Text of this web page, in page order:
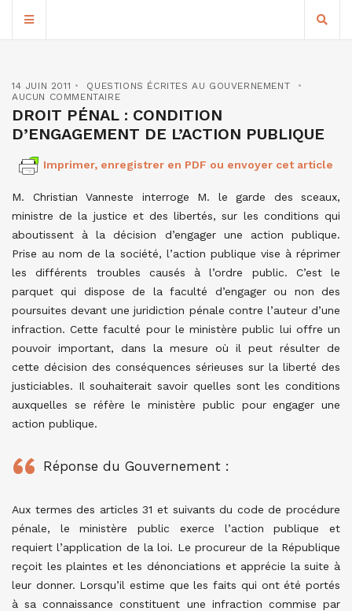
14 JUIN 2011
QUESTIONS ÉCRITES AU GOUVERNEMENT
AUCUN COMMENTAIRE
DROIT PÉNAL : CONDITION
D’ENGAGEMENT DE L’ACTION PUBLIQUE
Imprimer, enregistrer en PDF ou envoyer cet article
M. Christian Vanneste interroge M. le garde des sceaux,
ministre de la justice et des libertés, sur les conditions qui
aboutissent à la décision d’engager une action publique.
Prise au nom de la société, l’action publique vise à réprimer
les différents troubles causés à l’ordre public. C’est le
parquet qui dispose de la faculté d’engager ou non des
poursuites devant une juridiction pénale contre l’auteur d’une
infraction. Cette faculté pour le ministère public lui offre un
pouvoir important, dans la mesure où il peut résulter de
cette décision des conséquences sérieuses sur la liberté des
justiciables. Il souhaiterait savoir quelles sont les conditions
auxquelles se réfère le ministère public pour engager une
action publique.
Réponse du Gouvernement :
Aux termes des articles 31 et suivants du code de procédure
pénale, le ministère public exerce l’action publique et
requiert l’application de la loi. Le procureur de la République
reçoit les plaintes et les dénonciations et apprécie la suite à
leur donner. Lorsqu’il estime que les faits qui ont été portés
à sa connaissance constituent une infraction commise par